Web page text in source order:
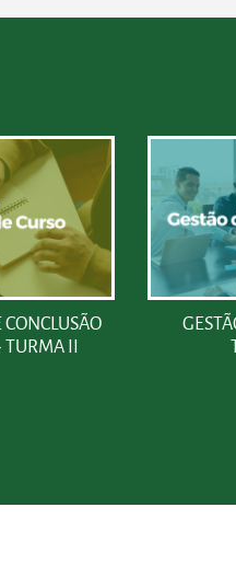
TURMA II